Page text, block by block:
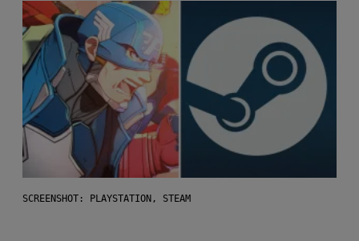
SCREENSHOT: PLAYSTATION, STEAM